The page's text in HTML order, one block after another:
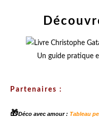
Un guide pratique
Partenaires :
🎁Déco avec amour : Tableau